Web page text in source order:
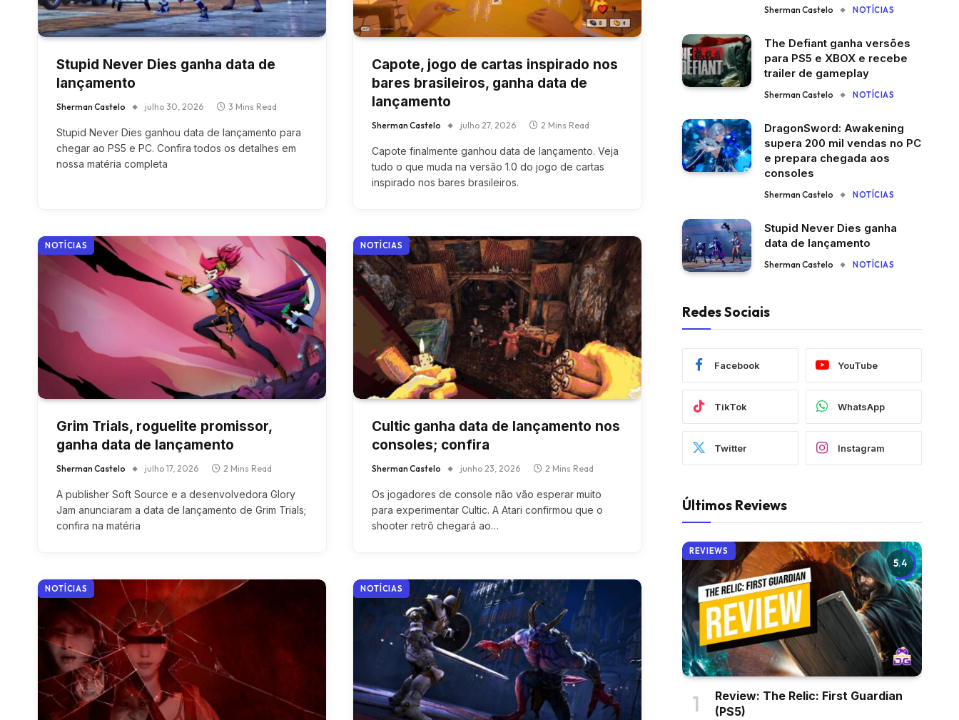
Stupid Never Dies ganha data de
lançamento
Sherman Castelo julho 30, 2026 3 Mins Read
Stupid Never Dies ganhou data de lançamento para
chegar ao PS5 e PC. Confira todos os detalhes em
nossa matéria completa
Capote, jogo de cartas inspirado nos
bares brasileiros, ganha data de
lançamento
Sherman Castelo julho 27, 2026 2 Mins Read
Capote finalmente ganhou data de lançamento. Veja
tudo o que muda na versão 1.0 do jogo de cartas
inspirado nos bares brasileiros.
NOTÍCIAS
Grim Trials, roguelite promissor,
ganha data de lançamento
Sherman Castelo julho 17, 2026 2 Mins Read
A publisher Soft Source e a desenvolvedora Glory
Jam anunciaram a data de lançamento de Grim Trials;
confira na matéria
NOTÍCIAS
Cultic ganha data de lançamento nos
consoles; confira
Sherman Castelo junho 23, 2026 2 Mins Read
Os jogadores de console não vão esperar muito
para experimentar Cultic. A Atari confirmou que o
shooter retrô chegará ao…
NOTÍCIAS NOTÍCIAS
Sherman Castelo NOTÍCIAS
The Defiant ganha versões
para PS5 e XBOX e recebe
trailer de gameplay
Sherman Castelo NOTÍCIAS
DragonSword: Awakening
supera 200 mil vendas no PC
e prepara chegada aos
consoles
Sherman Castelo NOTÍCIAS
Stupid Never Dies ganha
data de lançamento
Sherman Castelo NOTÍCIAS
Redes Sociais
Facebook YouTube
TikTok WhatsApp
Twitter Instagram
Últimos Reviews
5.4
REVIEWS
Review: The Relic: First Guardian
(PS5)